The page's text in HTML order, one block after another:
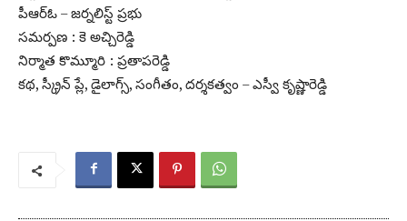
పీఆర్ఓ – జర్నలిస్ట్ ప్రభు
సమర్పణ : కె అచ్చిరెడ్డి
నిర్మాత కొమ్మూరి : ప్రతాపరెడ్డి
కథ, స్క్రీన్ ప్లే, డైలాగ్స్, సంగీతం, దర్శకత్వం – ఎస్వీ కృష్ణారెడ్డి